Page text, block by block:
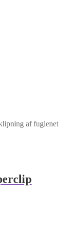
af fuglenet